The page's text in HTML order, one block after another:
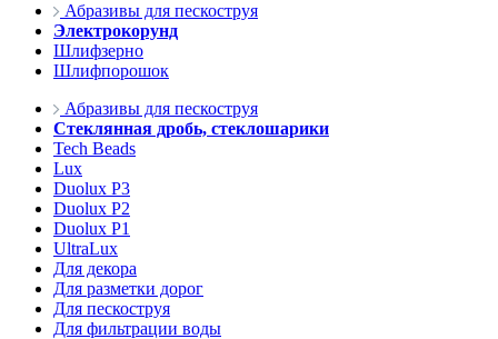
Абразивы для пескоструя
Электрокорунд
Шлифзерно
Шлифпорошок
Абразивы для пескоструя
Стеклянная дробь, стеклошарики
Tech Beads
Lux
Duolux P3
Duolux P2
Duolux P1
UltraLux
Для декора
Для разметки дорог
Для пескоструя
Для фильтрации воды